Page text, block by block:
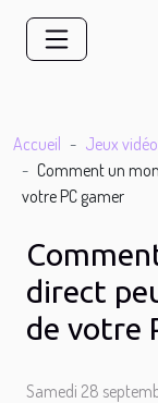
Accueil
Jeux vidéo
Comment un
votre PC gamer
direct
de votre
Samedi 28